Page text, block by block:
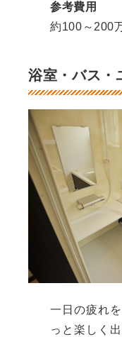
参考費用
約100～200
浴室・バス・
一日の疲れ
っと楽しく